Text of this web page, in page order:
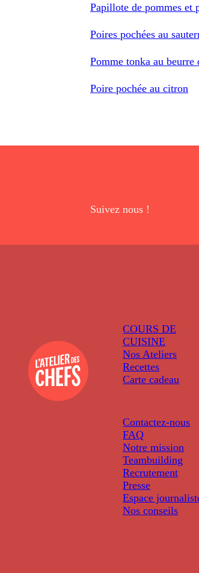
Papillote de pommes et
Poires pochées au
Pomme tonka au
Poire pochée au citron
Suivez nous !
COURS DE
CUISINE
Nos Ateliers
Recettes
Carte cadeau
Contactez-nous
FAQ
Notre mission
Teambuilding
Recrutement
Presse
Espace
Nos conseils